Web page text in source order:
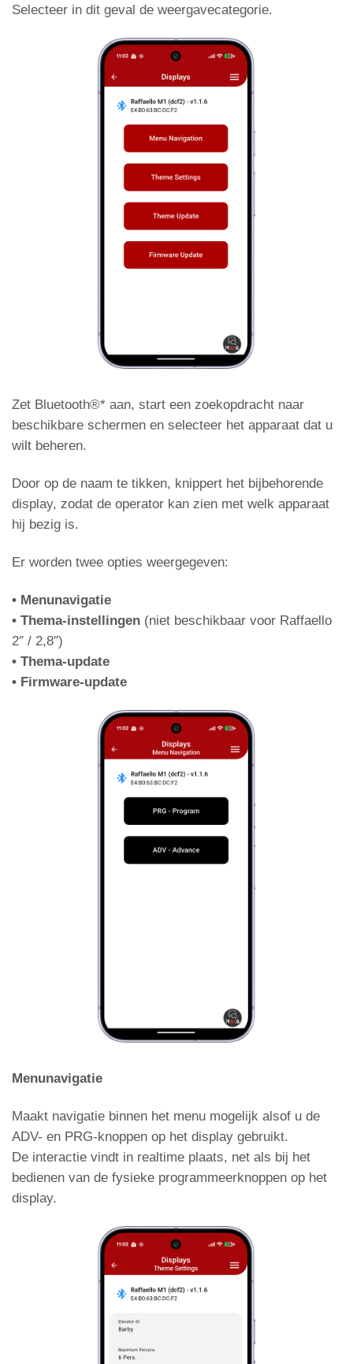
Gong
van pijlen
De parameter Brandweeroperatie inschakelen
Brandweeroperatie
Stel de gong zo in dat deze onafhankelijk is
Instellen van de transmissiesnelheid van het
CAN BUS-protocol
baudrate
Selecteer in dit geval de weergavecategorie.
Zet Bluetooth®* aan, start een zoekopdracht naar
beschikbare schermen en selecteer het apparaat dat u
wilt beheren.
Door op de naam te tikken, knippert het bijbehorende
display, zodat de operator kan zien met welk apparaat
hij bezig is.
Er worden twee opties weergegeven:
• Menunavigatie
• Thema-instellingen (niet beschikbaar voor Raffaello
2″ / 2,8″)
• Thema-update
• Firmware-update
Menunavigatie
Maakt navigatie binnen het menu mogelijk alsof u de
ADV- en PRG-knoppen op het display gebruikt.
De interactie vindt in realtime plaats, net als bij het
bedienen van de fysieke programmeerknoppen op het
display.